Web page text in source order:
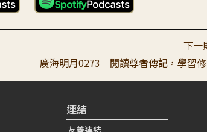
下一
廣海明月0273 閱讀尊者傳記，學習
連結
友善連結